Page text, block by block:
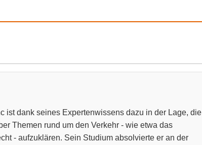
ist dank seines Expertenwissens dazu in der Lage, die
Themen rund um den Verkehr - wie etwa das
- aufzuklären. Sein Studium absolvierte er an der